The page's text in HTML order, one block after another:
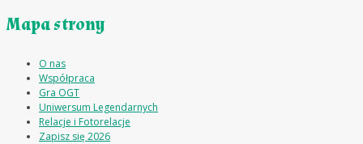
Mapa strony
O nas
Współpraca
Gra OGT
Uniwersum Legendarnych
Relacje i Fotorelacje
Zapisz się 2026